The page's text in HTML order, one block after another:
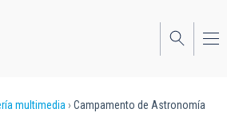
multimedia
Campamento de Astronomía